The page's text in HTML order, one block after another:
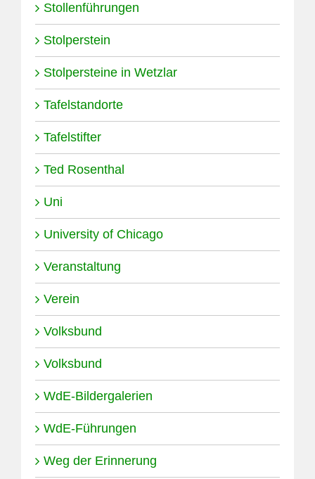
Stollenführungen
Stolperstein
Stolpersteine in Wetzlar
Tafelstandorte
Tafelstifter
Ted Rosenthal
Uni
University of Chicago
Veranstaltung
Verein
Volksbund
Volksbund
WdE-Bildergalerien
WdE-Führungen
Weg der Erinnerung